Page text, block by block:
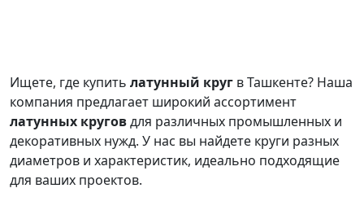
Ищете, где купить латунный круг в Ташкенте? Наша
компания предлагает широкий ассортимент
латунных круговдля различных промышленных и
декоративных нужд. У нас вы найдете круги разных
диаметров и характеристик, идеально подходящие
для ваших проектов.